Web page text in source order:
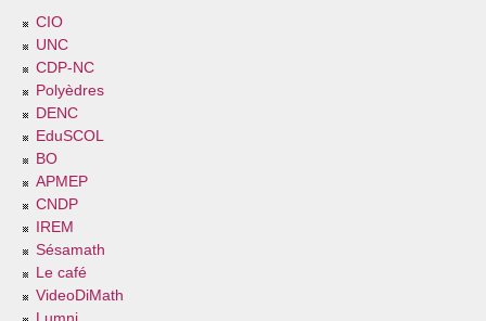
CIO
UNC
CDP-NC
Polyèdres
DENC
EduSCOL
BO
APMEP
CNDP
IREM
Sésamath
Le café
VideoDiMath